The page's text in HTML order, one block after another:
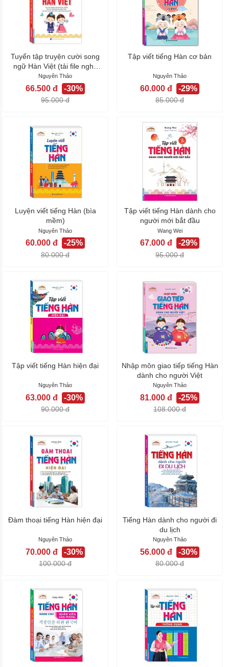
Tuyển tập truyện cười song
ngữ Hàn Việt (tải file nghe
sau...
Nguyên Thảo
66.500 đ -30%
95.000 đ
Tập viết tiếng Hàn cơ bản
Nguyên Thảo
60.000 đ -29%
85.000 đ
Luyện viết tiếng Hàn (bìa
mềm)
Nguyên Thảo
60.000 đ -25%
80.000 đ
Tập viết tiếng Hàn dành cho
người mới bắt đầu
Wang Wei
67.000 đ -29%
95.000 đ
Tập viết tiếng Hàn hiện đại
Nguyên Thảo
63.000 đ -30%
90.000 đ
Nhập môn giao tiếp tiếng Hàn
dành cho người Việt
Nguyên Thảo
81.000 đ -25%
108.000 đ
Đàm thoại tiếng Hàn hiện đại
Nguyên Thảo
70.000 đ -30%
100.000 đ
Tiếng Hàn dành cho người đi
du lịch
Nguyên Thảo
56.000 đ -30%
80.000 đ